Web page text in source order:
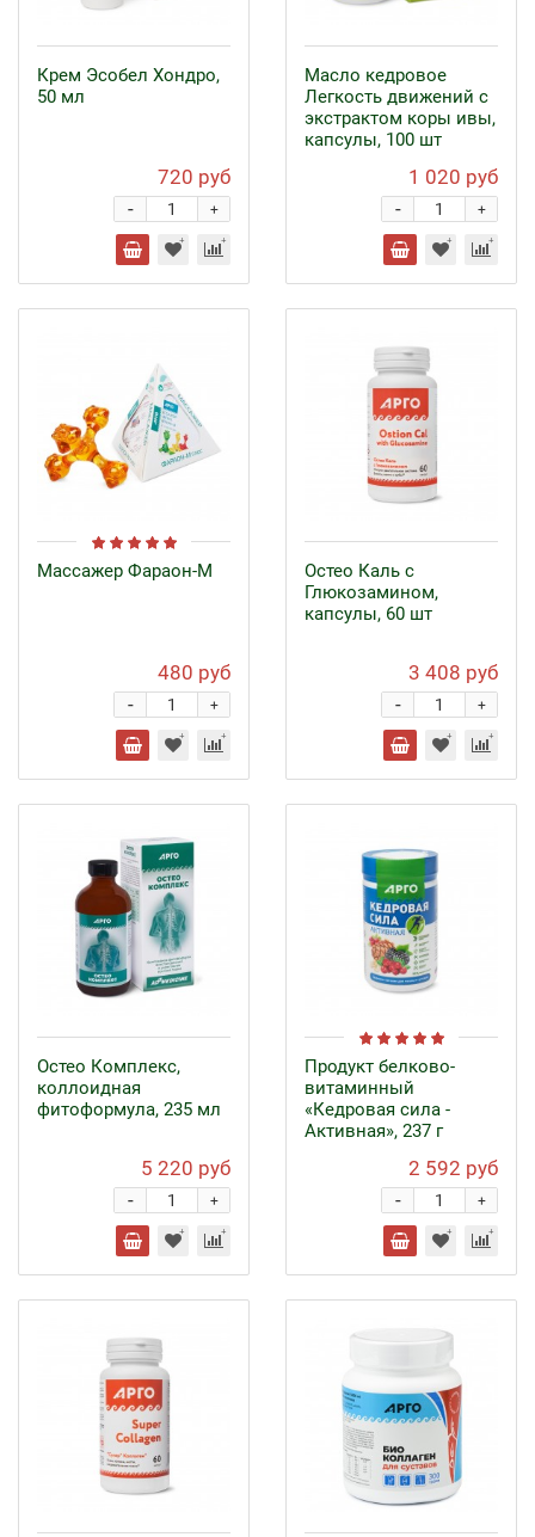
Крем Эсобел Хондро,
50 мл
720 руб
+
-
Масло кедровое
Легкость движений с
экстрактом коры ивы,
капсулы, 100 шт
1 020 руб
+
-
Массажер Фараон-М
480 руб
+
-
Остео Каль с
Глюкозамином,
капсулы, 60 шт
3 408 руб
+
-
Остео Комплекс,
коллоидная
фитоформула, 235 мл
5 220 руб
+
-
Продукт белково-
витаминный
«Кедровая сила -
Активная», 237 г
2 592 руб
+
-